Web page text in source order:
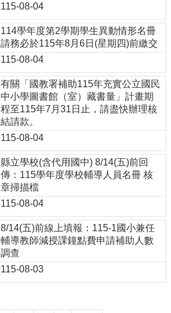
115-08-04
114學年度第2學期學生異動情形名冊
請務必於115年8月6日(星期四)前繳交
115-08-04
有關「國教署補助115年充實公立國民
中小學圖書館（室）藏書量」計畫期
程至115年7月31日止，請盡快辦理核
結請款。
115-08-04
縣立學校(含代用國中) 8/14(五)前回
傳：115學年度學校輔導人員名冊 核
章掃描檔
115-08-04
8/14(五)前線上填報：115-1國小兼任
輔導教師減授課鐘點費申請補助人數
調查
115-08-03